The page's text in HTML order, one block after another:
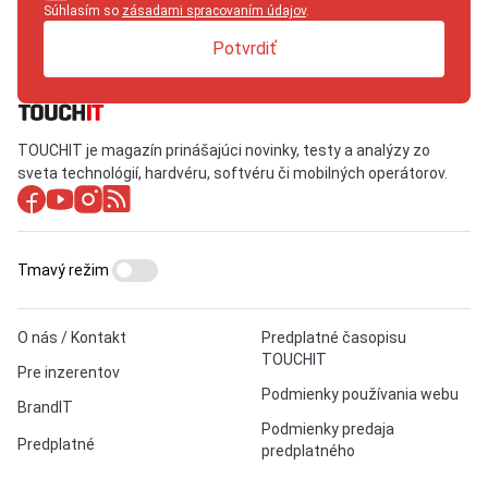
Súhlasím so zásadami spracovaním údajov.
Potvrdiť
TOUCHIT je magazín prinášajúci novinky, testy a analýzy zo
sveta technológií, hardvéru, softvéru či mobilných operátorov.
O nás / Kontakt
Pre inzerentov
BrandIT
Predplatné
Predplatné časopisu
TOUCHIT
Podmienky používania webu
Podmienky predaja
predplatného
Tmavý režim